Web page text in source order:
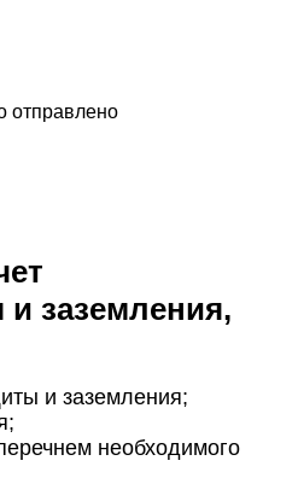
отправлено
заземления,
и заземления;
необходимого